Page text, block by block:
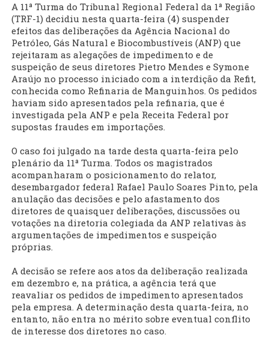
A 11ª Turma do Tribunal Regional Federal da 1ª Região
(TRF-1) decidiu nesta quarta-feira (4) suspender
efeitos das deliberações da Agência Nacional do
Petróleo, Gás Natural e Biocombustíveis (ANP) que
rejeitaram as alegações de impedimento e de
suspeição de seus diretores Pietro Mendes e Symone
Araújo no processo iniciado com a interdição da Refit,
conhecida como Refinaria de Manguinhos. Os pedidos
haviam sido apresentados pela refinaria, que é
investigada pela ANP e pela Receita Federal por
supostas fraudes em importações.
O caso foi julgado na tarde desta quarta-feira pelo
plenário da 11ª Turma. Todos os magistrados
acompanharam o posicionamento do relator,
desembargador federal Rafael Paulo Soares Pinto, pela
anulação das decisões e pelo afastamento dos
diretores de quaisquer deliberações, discussões ou
votações na diretoria colegiada da ANP relativas às
argumentações de impedimentos e suspeição
próprias.
A decisão se refere aos atos da deliberação realizada
em dezembro e, na prática, a agência terá que
reavaliar os pedidos de impedimento apresentados
pela empresa. A determinação desta quarta-feira, no
entanto, não entra no mérito sobre eventual conflito
de interesse dos diretores no caso.